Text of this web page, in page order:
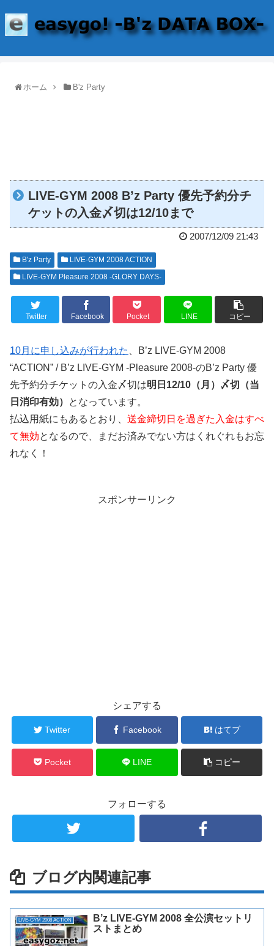
ホーム B'z Party
LIVE-GYM 2008 B’z Party 優先予約分チ
ケットの入金〆切は12/10まで
2007/12/09 21:43
B'z Party
LIVE-GYM 2008 ACTION
LIVE-GYM Pleasure 2008 -GLORY DAYS-
Twitter Facebook Pocket LINE コピー
10月に申し込みが行われた
、B’z LIVE-GYM 2008
“ACTION” / B’z LIVE-GYM -Pleasure 2008-のB’z Party 優
先予約分チケットの入金〆切は明日12/10（月）〆切（当
日消印有効）
となっています。
払込用紙にもあるとおり、 送金締切日を過ぎた入金はすべ
て無効となるので、まだお済みでない方はくれぐれもお忘
れなく！
スポンサーリンク
シェアする
Twitter Facebook はてブ
Pocket LINE コピー
フォローする
ブログ内関連記事
LIVE-GYM 2008 ACTION
B’z LIVE-GYM 2008 全公演セットリ
ストまとめ